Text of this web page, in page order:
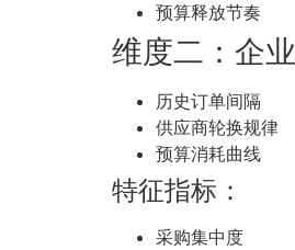
预算释放节奏
维度二：企
历史订单间隔
供应商轮换规律
预算消耗曲线
特征指标：
采购集中度